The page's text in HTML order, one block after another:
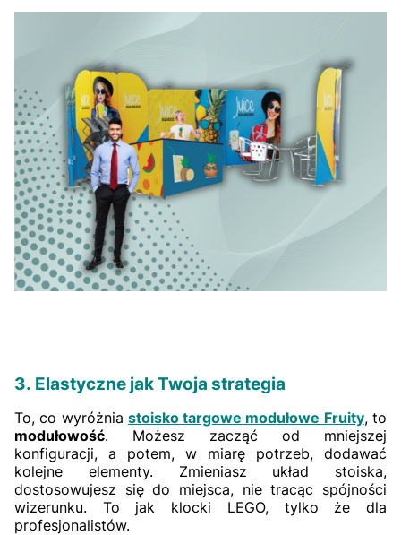
3. Elastyczne jak Twoja strategia
To, co wyróżnia stoisko targowe modułowe Fruity, to
modułowość. Możesz zacząć od mniejszej
konfiguracji, a potem, w miarę potrzeb, dodawać
kolejne elementy. Zmieniasz układ stoiska,
dostosowujesz się do miejsca, nie tracąc spójności
wizerunku. To jak klocki LEGO, tylko że dla
profesjonalistów.